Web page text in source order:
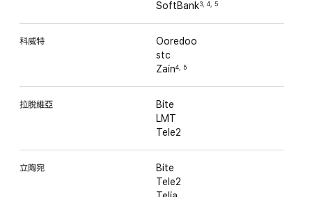
SoftBank3 4 5
科威特
Ooredoo
stc
Zain4 5
拉脫維亞
Bite
LMT
Tele2
立陶宛
Bite
Tele2